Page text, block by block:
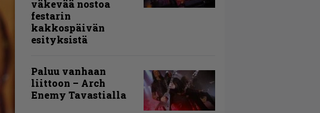
väkevää nostoa
festarin
kakkospäivän
esityksistä
Paluu vanhaan
liittoon – Arch
Enemy Tavastialla